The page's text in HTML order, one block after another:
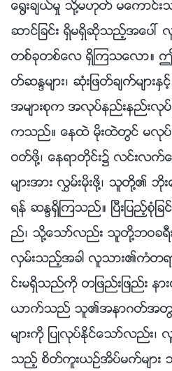
ေ႐ြးခ်ယ္မႈ သို႔မဟုတ္ မေကာင္
ဆာင္ျခင္း ရွိမရွိဆိုသည့္အေပၚ လူ
တစ္ခုတစ္ေလ ရွိၾကသေလာ။
တ္ဆႏၵမ်ား၊ ဆုံးျဖတ္ခ်က္မ်ာ
အမ်ားစုက အလုပ္နည္းနည္းလုပ္ၿ
ကသည္။ ေနထဲ မိုးထဲတြင္ မလုပ္
ဝတ္ဖို႔၊ ေနရာတိုင္း၌ လင္းလက္
မ်ားအား လႊမ္းမိုးဖို႔၊ သူတို႔
ရန္ ဆႏၵရွိၾကသည္။ ၿပီးျပည့္စုံ
ည္၊ သို႔ေသာ္လည္း သူတို႔ဘဝခရီ
လွမ္းသည့္အခါ လူသား၏ကံတရ
င္းမရွိသည္ကို တျဖည္းျဖည္း န
ယာက္သည္ သူ၏အနာဂတ္အတြ
မ်ားကို ျပဳလုပ္ႏိုင္ေသာ္လည္း
သည့္ စိတ္ကူးယဥ္အိပ္မက္မ်ား